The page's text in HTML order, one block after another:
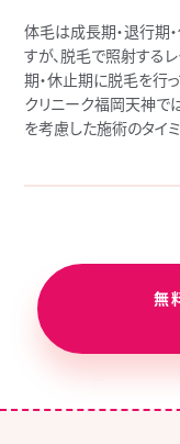
体毛は成長期・退行期
すが、脱毛で照射する
期・休止期に脱毛を行
クリニーク福岡天神で
を考慮した施術のタイ
無